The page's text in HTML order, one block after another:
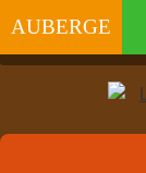
AUBERGE